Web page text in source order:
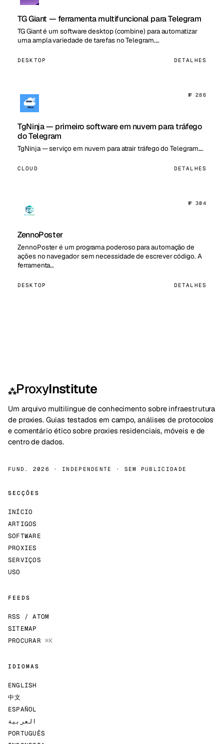
TG Giant — ferramenta multifuncional para Telegram
TG Giant é um software desktop (combine) para automatizar
uma ampla variedade de tarefas no Telegram.…
DESKTOP DETALHES
№ 286
TgNinja — primeiro software em nuvem para tráfego
do Telegram
TgNinja — serviço em nuvem para atrair tráfego do Telegram.…
CLOUD DETALHES
№ 304
ZennoPoster
ZennoPoster é um programa poderoso para automação de
ações no navegador sem necessidade de escrever código. A
ferramenta…
DESKTOP DETALHES
⁂ProxyInstitute
Um arquivo multilingue de conhecimento sobre infraestrutura
de proxies. Guias testados em campo, análises de protocolos
e comentário ético sobre proxies residenciais, móveis e de
centro de dados.
FUND. 2026 · INDEPENDENTE · SEM PUBLICIDADE
SECÇÕES
INÍCIO
ARTIGOS
SOFTWARE
PROXIES
SERVIÇOS
USO
FEEDS
RSS / ATOM
SITEMAP
PROCURAR⌘K
IDIOMAS
ENGLISH
中文
ESPAÑOL
العربية
PORTUGUÊS